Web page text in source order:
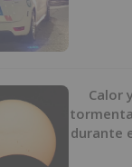
Calor
durante